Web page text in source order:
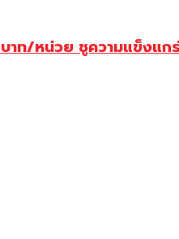
บาท/หน่วย ชูความแข็ง